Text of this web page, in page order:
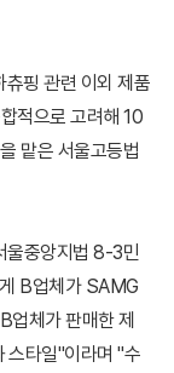
핑 관련 이외 제품
적으로 고려해 10
맡은 서울고등법
울중앙지법 8-3민
B업체가 SAMG
업체가 판매한 제
스타일"이라며 "수